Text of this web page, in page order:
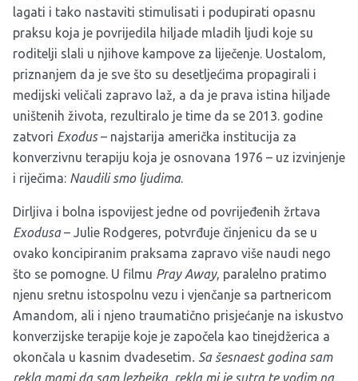
lagati i tako nastaviti stimulisati i podupirati opasnu
praksu koja je povrijedila hiljade mladih ljudi koje su
roditelji slali u njihove kampove za liječenje. Uostalom,
priznanjem da je sve što su desetljećima propagirali i
medijski veličali zapravo laž, a da je prava istina hiljade
uništenih života, rezultiralo je time da se 2013. godine
zatvori Exodus– najstarija američka institucija za
konverzivnu terapiju koja je osnovana 1976 – uz izvinjenje
i riječima: Naudili smo ljudima.
Dirljiva i bolna ispovijest jedne od povrijeđenih žrtava
Exodusa– Julie Rodgeres, potvrđuje činjenicu da se u
ovako koncipiranim praksama zapravo više naudi nego
što se pomogne. U filmu Pray Away, paralelno pratimo
njenu sretnu istospolnu vezu i vjenčanje sa partnericom
Amandom, ali i njeno traumatično prisjećanje na iskustvo
konverzijske terapije koje je započela kao tinejdžerica a
okončala u kasnim dvadesetim. Sa šesnaest godina sam
rekla mami da sam lezbejka, rekla mi je sutra te vodim na